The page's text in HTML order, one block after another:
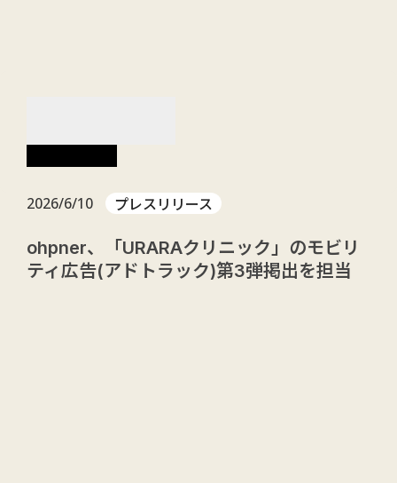
2026/6/10 プレスリリース
ohpner、「URARAクリニック」のモビリ
ティ広告(アドトラック)第3弾掲出を担当